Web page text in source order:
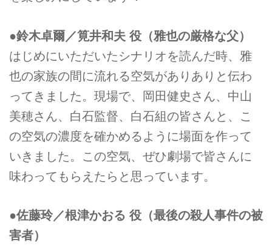
●鈴木卓爾／筧井和夫 役（雅也の厳格な父）
はじめにいただいたシナリオを読んだ時、雅
也の家族の間に流れる空気がありありと伝わ
ってきました。現場で、岡田健史さん、中山
美穂さん、白石監督、白石組の皆さんと、こ
の空気の濃度を確かめるように場面を作って
いきました。この空気、ぜひ劇場で皆さんに
味わってもらえたらと思っています。
●佐藤玲／根津かおる 役（最後の殺人事件の被
害者）